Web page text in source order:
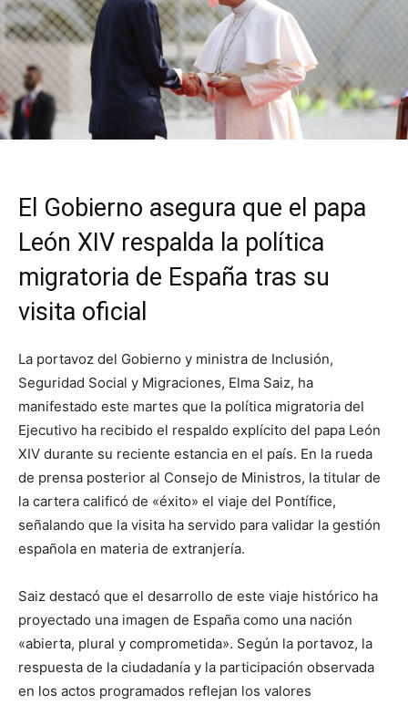
El Gobierno asegura que el papa
León XIV respalda la política
migratoria de España tras su
visita oficial
La portavoz del Gobierno y ministra de Inclusión,
Seguridad Social y Migraciones, Elma Saiz, ha
manifestado este martes que la política migratoria del
Ejecutivo ha recibido el respaldo explícito del papa León
XIV durante su reciente estancia en el país. En la rueda
de prensa posterior al Consejo de Ministros, la titular de
la cartera calificó de «éxito» el viaje del Pontífice,
señalando que la visita ha servido para validar la gestión
española en materia de extranjería.
Saiz destacó que el desarrollo de este viaje histórico ha
proyectado una imagen de España como una nación
«abierta, plural y comprometida». Según la portavoz, la
respuesta de la ciudadanía y la participación observada
en los actos programados reflejan los valores